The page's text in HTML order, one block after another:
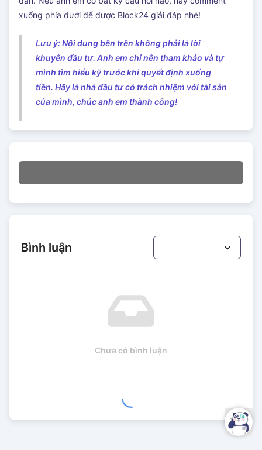
xuống phía dưới để được Block24 giải đáp nhé!
Lưu ý: Nội dung bên trên không phải là lời
khuyên đầu tư. Anh em chỉ nên tham khảo và tự
mình tìm hiểu kỹ trước khi quyết định xuống
tiền. Hãy là nhà đầu tư có trách nhiệm với tài sản
của mình, chúc anh em thành công!
Bình luận
Chưa có bình luận